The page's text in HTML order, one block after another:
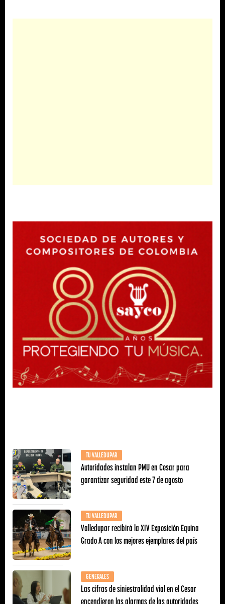
TU VALLEDUPAR
Autoridades instalan PMU en Cesar para
garantizar seguridad este 7 de agosto
TU VALLEDUPAR
Valledupar recibirá la XIV Exposición Equina
Grado A con los mejores ejemplares del país
GENERALES
Las cifras de siniestralidad vial en el Cesar
encendieron las alarmas de las autoridades